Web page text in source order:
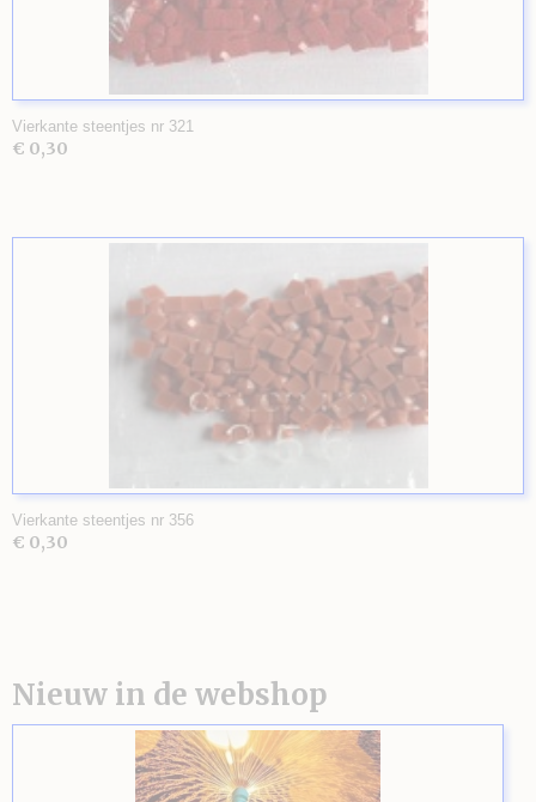
Vierkante steentjes nr 321
€ 0,30
Vierkante steentjes nr 356
€ 0,30
Nieuw in de webshop